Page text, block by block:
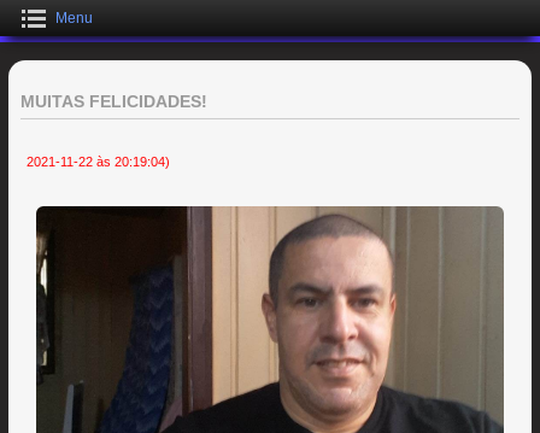
Menu
MUITAS FELICIDADES!
2021-11-22 às 20:19:04)